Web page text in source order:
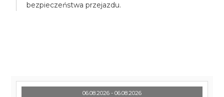
bezpieczeństwa przejazdu.
06.08.2026 - 06.08.2026